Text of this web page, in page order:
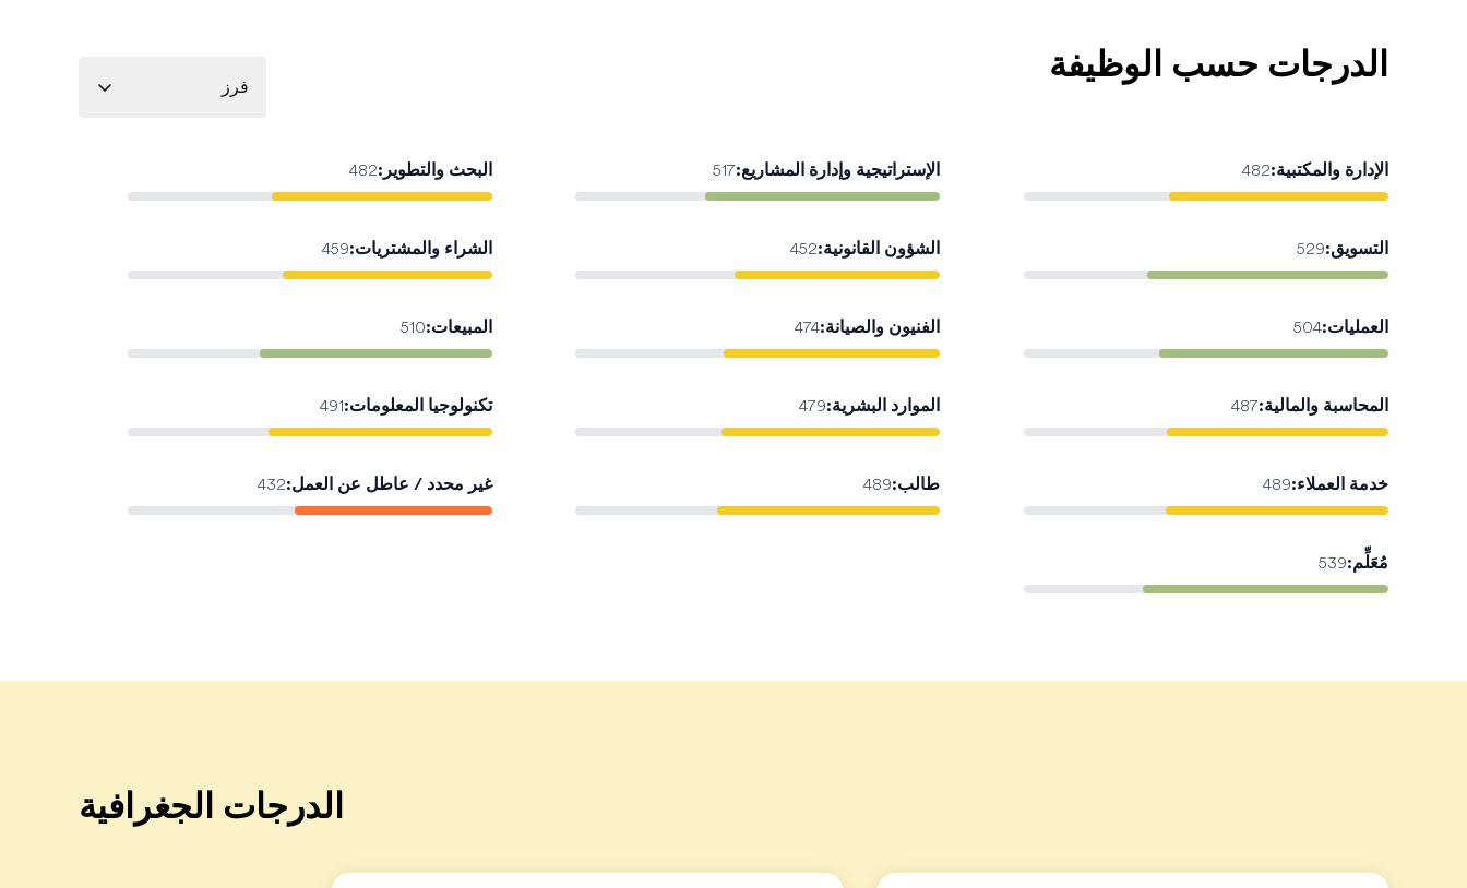
الدرجات حسب الوظيفة
فرز
الإدارة والمكتبية:
482 الإستراتيجية وإدارة المشاريع:
517 البحث والتطوير :
482
التسويق:
529 الشؤون القانونية:
452 الشراء والمشتريات:
459
العمليات:
504 الفنيون والصيانة:
474 المبيعات:
510
المحاسبة والمالية:
487 الموارد البشرية:
479 تكنولوجيا المعلومات:
491
خدمة العملاء:
489 طالب:
489 غير محدد / عاطل عن العمل:
432
مُعَلِّم:
539
الدرجات الجغرافية